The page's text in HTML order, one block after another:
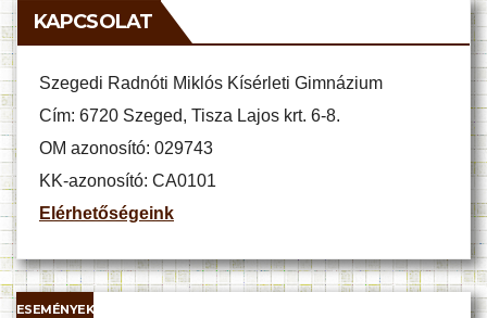
KAPCSOLAT
Szegedi Radnóti Miklós Kísérleti Gimnázium
Cím: 6720 Szeged, Tisza Lajos krt. 6-8.
OM azonosító: 029743
KK-azonosító: CA0101
Elérhetőségeink
ESEMÉNYEK